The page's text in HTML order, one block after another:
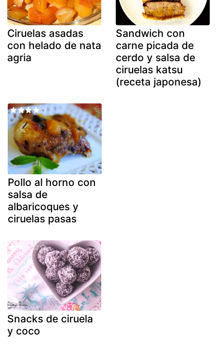
Ciruelas asadas
con helado de nata
agria
Sandwich con
carne picada de
cerdo y salsa de
ciruelas katsu
(receta japonesa)
Pollo al horno con
salsa de
albaricoques y
ciruelas pasas
Snacks de ciruela
y coco